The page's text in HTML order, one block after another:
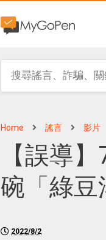
Home 謠言 影片
【誤導
碗「綠豆
2022/8/2